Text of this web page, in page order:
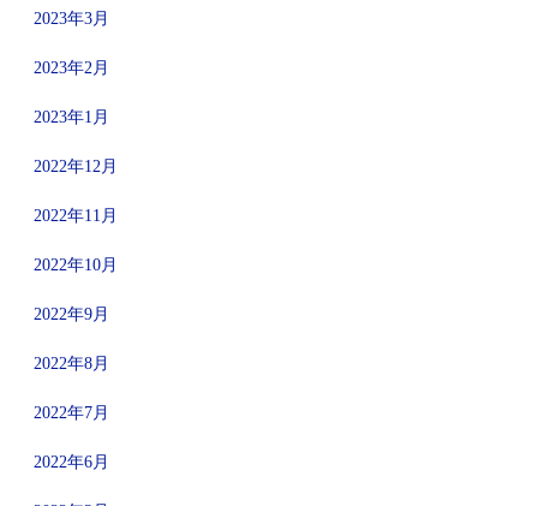
2023年3月
2023年2月
2023年1月
2022年12月
2022年11月
2022年10月
2022年9月
2022年8月
2022年7月
2022年6月